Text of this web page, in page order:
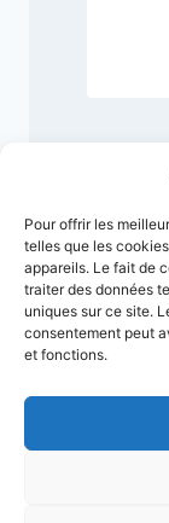
Pour offrir les
telles que les
appareils. Le fait de
traiter des données
uniques sur ce site.
consentement peut
et fonctions.